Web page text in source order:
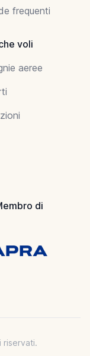
frequenti
voli
aeree
di
riservati.